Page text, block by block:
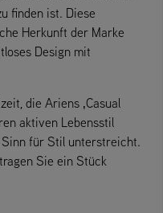
finden ist. Diese
Herkunft der Marke
Design mit
die Ariens ‚Casual
aktiven Lebensstil
für Stil unterstreicht.
Sie ein Stück